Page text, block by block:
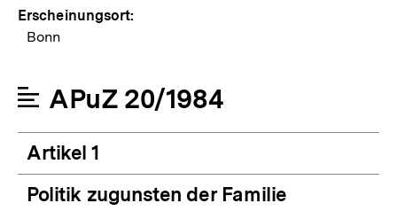
Erscheinungsort:
Bonn
APuZ 20/1984
Artikel 1
Politik zugunsten der Familie